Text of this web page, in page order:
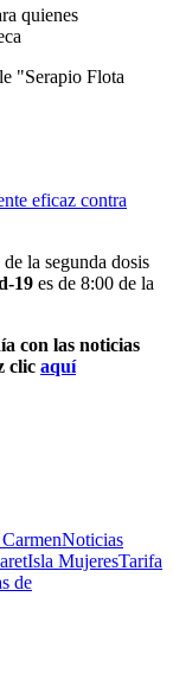
quienes
"Serapio Flota
eficaz contra
la segunda dosis
19 es de 8:00 de la
con las noticias
clic aquí
Noticias
Isla MujeresTarifa
de